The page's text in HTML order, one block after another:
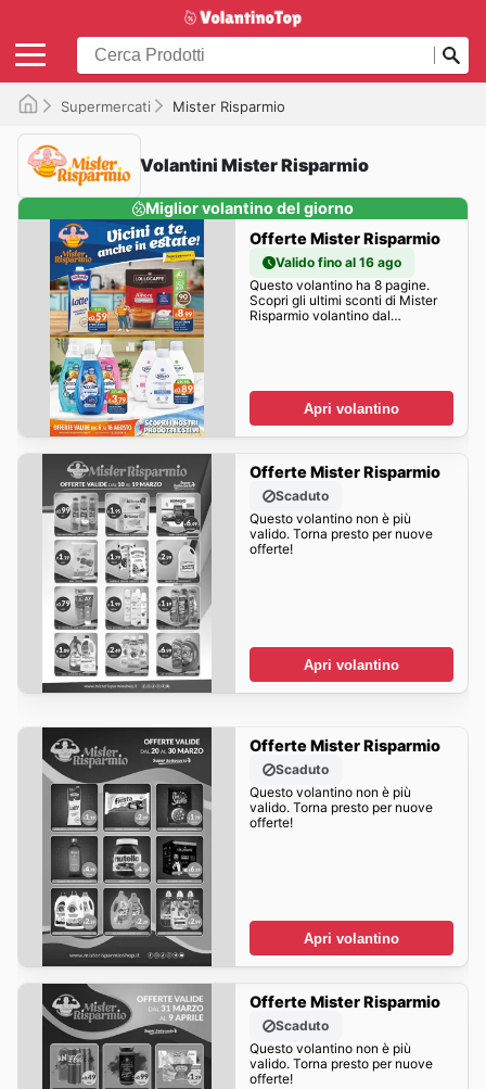
Supermercati Mister Risparmio
Volantini Mister Risparmio
Miglior volantino del giorno
Offerte Mister Risparmio
Valido fino al 16 ago
Questo volantino ha 8 pagine.
Scopri gli ultimi sconti di Mister
Risparmio volantino dal
Apri volantino
Offerte Mister Risparmio
Scaduto
Questo volantino non è più
valido. Torna presto per nuove
offerte!
Apri volantino
Offerte Mister Risparmio
Scaduto
Questo volantino non è più
valido. Torna presto per nuove
offerte!
Apri volantino
Offerte Mister Risparmio
Scaduto
Questo volantino non è più
valido. Torna presto per nuove
offerte!